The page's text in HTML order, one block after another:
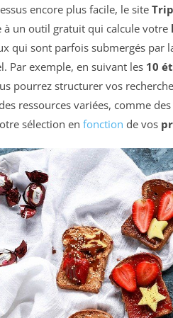
encore plus facile, le site
à un outil gratuit qui calcule votre
qui sont parfois submergés par
Par exemple, en suivant les 10
pourrez structurer vos
ressources variées, comme des
sélection en fonction de vos